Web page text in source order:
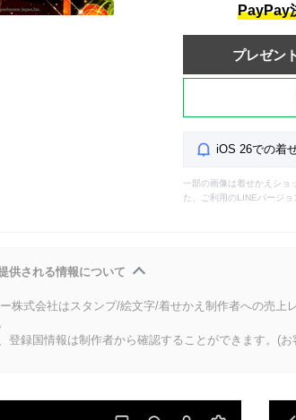
PayPay
プレゼン
iOS 26での着
一部の画像は着せかえショ
た、ご利用のLINEバージョ
供される情報について
株式会社はスタンプ/絵文字/着せかえ制作者への売上
登録国情報は制作者から確認することができます。(